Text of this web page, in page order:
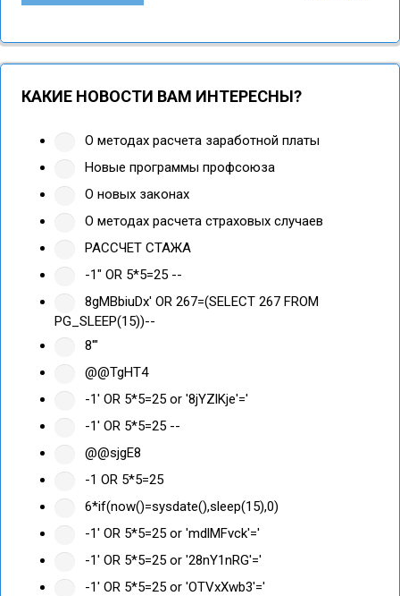
КАКИЕ НОВОСТИ ВАМ ИНТЕРЕСНЫ?
О методах расчета заработной платы
Новые программы профсоюза
О новых законах
О методах расчета страховых случаев
РАССЧЕТ СТАЖА
-1" OR 5*5=25 --
8gMBbiuDx' OR 267=(SELECT 267 FROM
PG_SLEEP(15))--
8'"
@@TgHT4
-1' OR 5*5=25 or '8jYZlKje'='
-1' OR 5*5=25 --
@@sjgE8
-1 OR 5*5=25
6*if(now()=sysdate(),sleep(15),0)
-1' OR 5*5=25 or 'mdlMFvck'='
-1' OR 5*5=25 or '28nY1nRG'='
-1' OR 5*5=25 or 'OTVxXwb3'='